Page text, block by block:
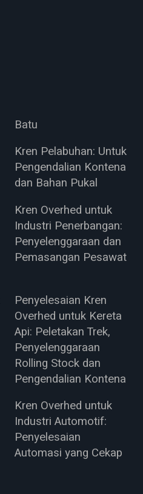
Batu
Kren Pelabuhan: Untuk
Pengendalian Kontena
dan Bahan Pukal
Kren Overhed untuk
Industri Penerbangan:
Penyelenggaraan dan
Pemasangan Pesawat
Penyelesaian Kren
Overhed untuk Kereta
Api: Peletakan Trek,
Penyelenggaraan
Rolling Stock dan
Pengendalian Kontena
Kren Overhed untuk
Industri Automotif:
Penyelesaian
Automasi yang Cekap